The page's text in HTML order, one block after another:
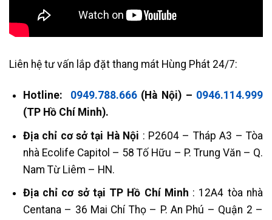
Liên hệ tư vấn lắp đặt thang mát Hùng Phát 24/7:
Hotline: 0949.788.666 (Hà Nội) – 0946.114.999
(TP Hồ Chí Minh).
Địa chỉ cơ sở tại Hà Nội : P2604 – Tháp A3 – Tòa
nhà Ecolife Capitol – 58 Tố Hữu – P. Trung Văn – Q.
Nam Từ Liêm – HN.
Địa chỉ cơ sở tại TP Hồ Chí Minh : 12A4 tòa nhà
Centana – 36 Mai Chí Thọ – P. An Phú – Quận 2 –